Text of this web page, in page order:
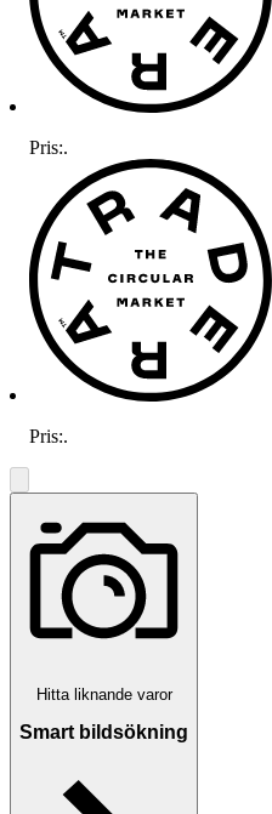
Pris:.
Pris:.
Hitta liknande varor
Smart bildsökning